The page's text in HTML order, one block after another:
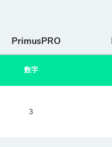
PrimusPRO
数字
3